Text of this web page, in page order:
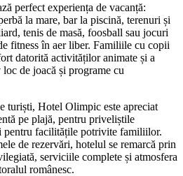
perfect experiența de vacanță:
la mare, bar la piscină, terenuri și
tenis de masă, foosball sau jocuri
fitness în aer liber. Familiile cu copii
datorită activităților animate și a
de joacă și programe cu
turiști, Hotel Olimpic este apreciat
pe plajă, pentru priveliștile
pentru facilitățile potrivite familiilor.
de rezervări, hotelul se remarcă prin
serviciile complete și atmosfera
românesc.